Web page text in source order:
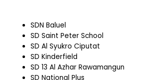
SDN Baluel
SD Saint Peter School
SD Al Syukro Ciputat
SD Kinderfield
SD 13 Al Azhar Rawamangun
SD National Plus